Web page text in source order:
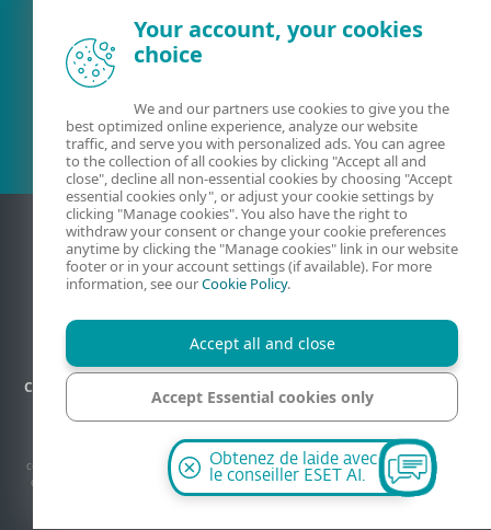
Contact Informations légales
© 1992-2026 ESET, spol. s r.o. Tous les droits sont réservés. Les marques
commerciales qui y sont utilisées sont des marques commerciales ou des marques
déposées de ESET, spol. s r.o. ou ESET Amérique du Nord. Tous les autres noms et
marques sont des marques déposées de leurs sociétés respectives.
Your account, your cookies
choice
We and our partners use cookies to give you the
best optimized online experience, analyze our website
traffic, and serve you with personalized ads. You can agree
to the collection of all cookies by clicking "Accept all and
close", decline all non-essential cookies by choosing "Accept
essential cookies only", or adjust your cookie settings by
clicking "Manage cookies". You also have the right to
withdraw your consent or change your cookie preferences
anytime by clicking the "Manage cookies" link in our website
footer or in your account settings (if available). For more
information, see ourCookie Policy.
Accept all and close
Accept Essential cookies only
Manage cookies
Obtenez de laide avec
le conseiller ESET AI.